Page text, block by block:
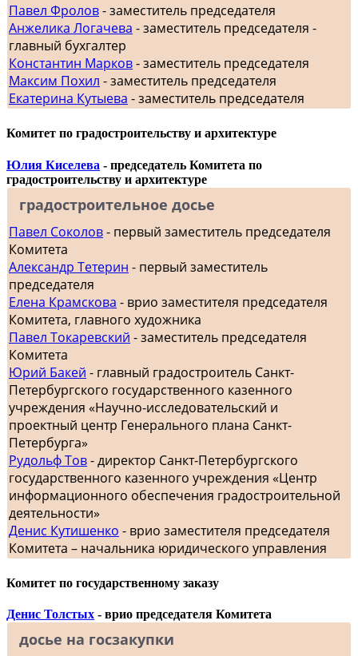
Павел Фролов- заместитель председателя
Анжелика Логачева - заместитель председателя -
главный бухгалтер
Константин Марков- заместитель председателя
Максим Похил - заместитель председателя
Екатерина Кутыева - заместитель председателя
Комитет по градостроительству и архитектуре
Юлия Киселева - председатель Комитета по
градостроительству и архитектуре
градостроительное досье
Павел Соколов- первый заместитель председателя
Комитета
Александр Тетерин - первый заместитель
председателя
Елена Крамскова - врио заместителя председателя
Комитета, главного художника
Павел Токаревский - заместитель председателя
Комитета
Юрий Бакей - главный градостроитель Санкт-
Петербургского государственного казенного
учреждения «Научно-исследовательский и
проектный центр Генерального плана Санкт-
Петербурга»
Рудольф Тов- директор Санкт-Петербургского
государственного казенного учреждения «Центр
информационного обеспечения градостроительной
деятельности»
Денис Кутишенко - врио заместителя председателя
Комитета – начальника юридического управления
Комитет по государственному заказу
Денис Толстых - врио председателя Комитета
досье на госзакупки